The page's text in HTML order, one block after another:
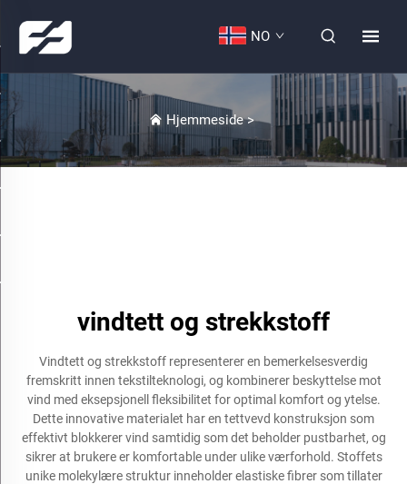
NO
Hjemmeside>
vindtett og strekkstoff
Vindtett og strekkstoff representerer en bemerkelsesverdig
fremskritt innen tekstilteknologi, og kombinerer beskyttelse mot
vind med eksepsjonell fleksibilitet for optimal komfort og ytelse.
Dette innovative materialet har en tettvevd konstruksjon som
effektivt blokkerer vind samtidig som det beholder pustbarhet, og
sikrer at brukere er komfortable under ulike værforhold. Stoffets
unike molekylære struktur inneholder elastiske fibrer som tillater